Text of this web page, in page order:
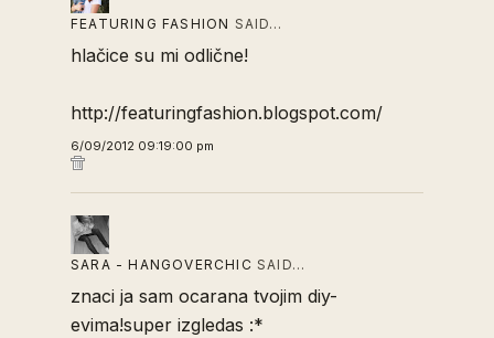
FEATURING FASHION SAID…
hlačice su mi odlične!
http://featuringfashion.blogspot.com/
6/09/2012 09:19:00 pm
SARA - HANGOVERCHIC SAID…
znaci ja sam ocarana tvojim diy-
evima!super izgledas :*